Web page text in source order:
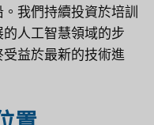
我們持續投資於培訓
人工智慧領域的步
益於最新的技術進